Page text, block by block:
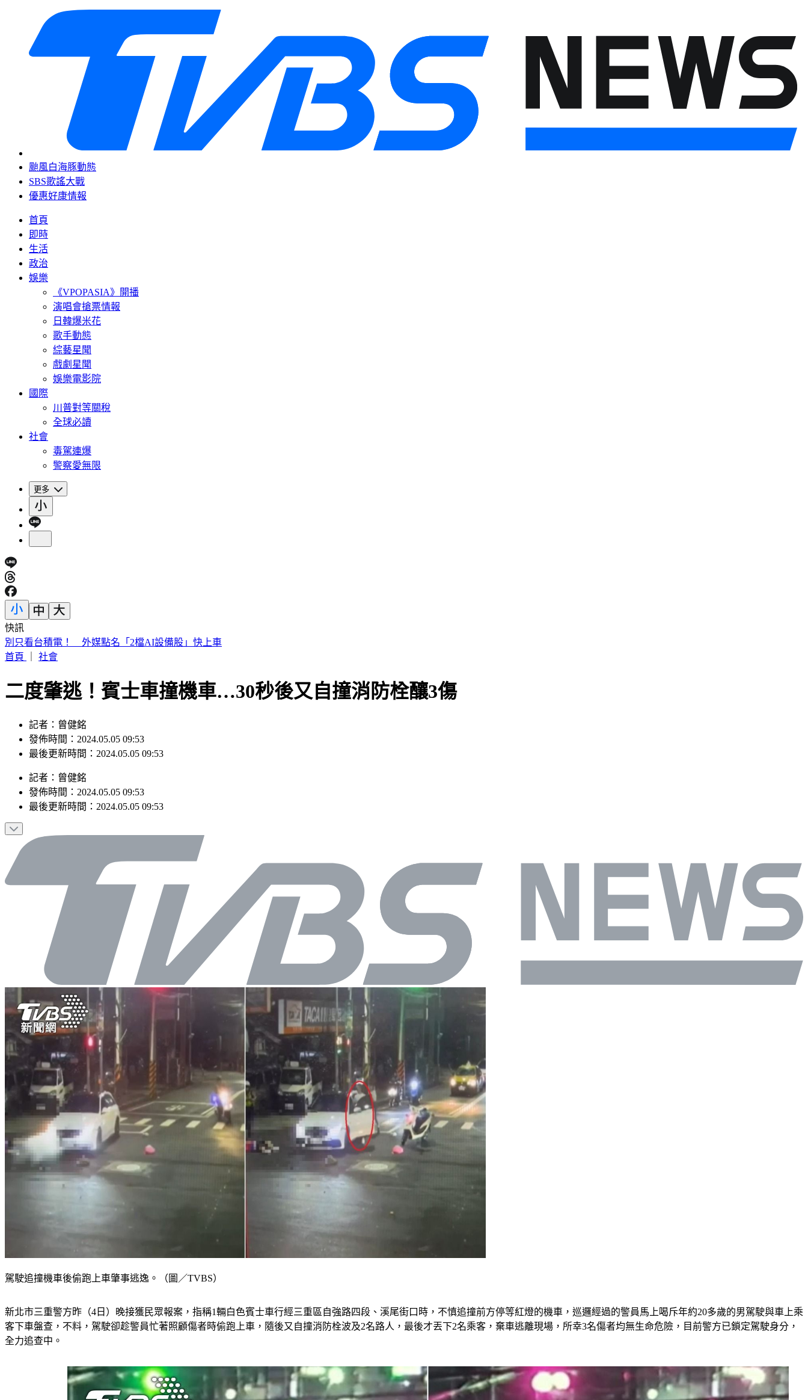
颱風白海豚動態
SBS歌謠大戰
優惠好康情報
首頁
即時
生活
政治
娛樂
《VPOPASIA》開播
演唱會搶票情報
日韓爆米花
歌手動態
綜藝星聞
戲劇星聞
娛樂電影院
國際
川普對等關稅
全球必讀
社會
毒駕連爆
警察愛無限
更多
快訊
白海豚暴風圈縮小！掃過北部近海「雨狂炸」 這天才遠離
首頁
社會
二度肇逃！賓士車撞機車…30秒後又自撞消防栓釀3傷
記者：曾健銘
發佈時間：2024.05.05 09:53
最後更新時間：2024.05.05 09:53
記者 ： 曾健銘
發佈時間： 2024.05.05 09:53
最後更新時間： 2024.05.05 09:53
駕駛追撞機車後偷跑上車肇事逃逸。（圖／TVBS）
新北市三重警方昨（4日）晚接獲民眾報案，指稱1輛白色賓士車行經三重區自強路四段、溪尾街口時，不慎追撞前方停等紅燈的機車，巡邏經過的警員馬上喝斥年約20多歲的男駕駛與車上乘
客下車盤查，不料，駕駛卻趁警員忙著照顧傷者時偷跑上車，隨後又自撞消防栓波及2名路人，最後才丟下2名乘客，棄車逃離現場，所幸3名傷者均無生命危險，目前警方已鎖定駕駛身分，
全力追查中。